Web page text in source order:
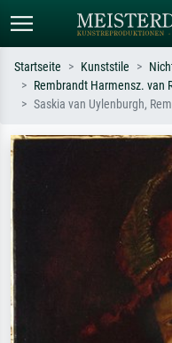
Standardsuche
Sternennacht, Impressionismus,
Startseite Kunststile
Rembrandt Harmensz. van
Saskia van Uylenburgh,